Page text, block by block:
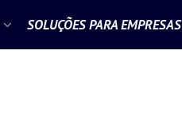
SOLUÇÕES PARA EMPRESAS